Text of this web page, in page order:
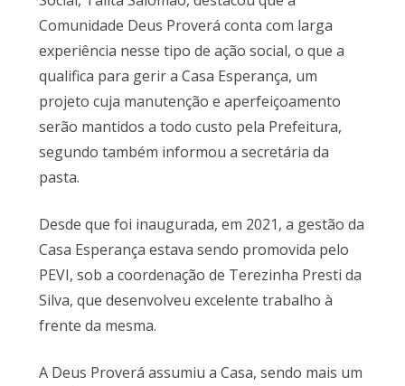
Comunidade Deus Proverá conta com larga
experiência nesse tipo de ação social, o que a
qualifica para gerir a Casa Esperança, um
projeto cuja manutenção e aperfeiçoamento
serão mantidos a todo custo pela Prefeitura,
segundo também informou a secretária da
pasta.
Desde que foi inaugurada, em 2021, a gestão da
Casa Esperança estava sendo promovida pelo
PEVI, sob a coordenação de Terezinha Presti da
Silva, que desenvolveu excelente trabalho à
frente da mesma.
A Deus Proverá assumiu a Casa, sendo mais um